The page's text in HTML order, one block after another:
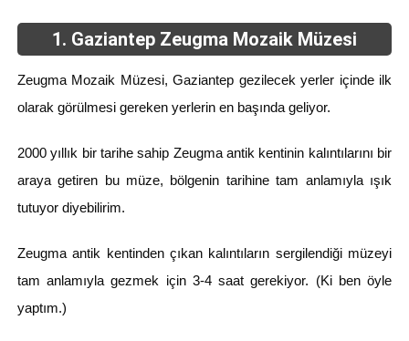
1. Gaziantep Zeugma Mozaik Müzesi
Zeugma Mozaik Müzesi, Gaziantep gezilecek yerler içinde ilk
olarak görülmesi gereken yerlerin en başında geliyor.
2000 yıllık bir tarihe sahip Zeugma antik kentinin kalıntılarını bir
araya getiren bu müze, bölgenin tarihine tam anlamıyla ışık
tutuyor diyebilirim.
Zeugma antik kentinden çıkan kalıntıların sergilendiği müzeyi
tam anlamıyla gezmek için 3-4 saat gerekiyor. (Ki ben öyle
yaptım.)